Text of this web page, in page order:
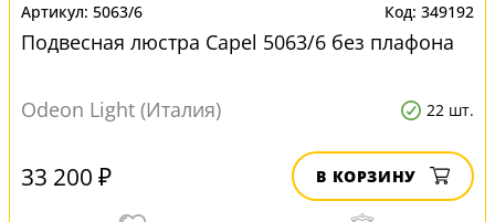
5063/6 349192
Подвесная люстра Capel 5063/6 без плафона
Odeon Light (Италия) 22 шт.
33 200 ₽ В КОРЗИНУ